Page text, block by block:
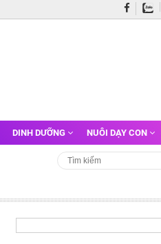
DINH DƯỠNG NUÔI DẠY CON